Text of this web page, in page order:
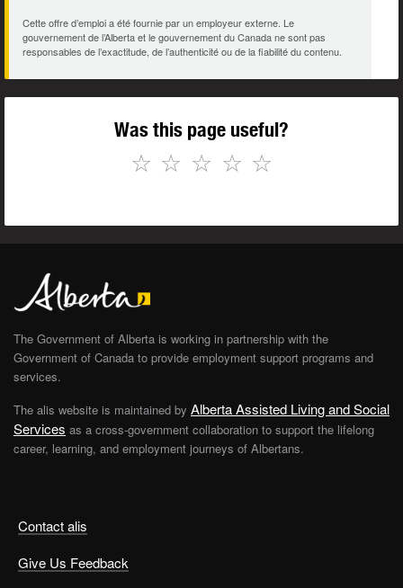
Cette offre d’emploi a été fournie par un employeur externe. Le
gouvernement de l’Alberta et le gouvernement du Canada ne sont pas
responsables de l’exactitude, de l’authenticité ou de la fiabilité du contenu.
Was this page useful?
☆
☆
☆
☆
☆
Contact alis
Give Us Feedback
The Government of Alberta is working in partnership with the
Government of Canada to provide employment support programs and
services.
The alis website is maintained by Alberta Assisted Living and Social
Services as a cross-government collaboration to support the lifelong
career, learning, and employment journeys of Albertans.